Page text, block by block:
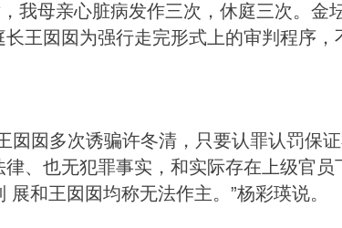
我母亲心脏病发作三次，休庭三次。
王囡囡为强行走完形式上的审判程序
囡囡多次诱骗许冬清，只要认罪认罚保
、也无犯罪事实，和实际存在上级官
和王囡囡均称无法作主。”杨彩瑛说。